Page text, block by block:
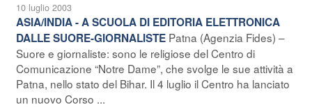
10 luglio 2003
ASIA/INDIA - A SCUOLA DI EDITORIA ELETTRONICA
DALLE SUORE-GIORNALISTE Patna (Agenzia Fides) –
Suore e giornaliste: sono le religiose del Centro di
Comunicazione “Notre Dame”, che svolge le sue attività a
Patna, nello stato del Bihar. Il 4 luglio il Centro ha lanciato
un nuovo Corso ...